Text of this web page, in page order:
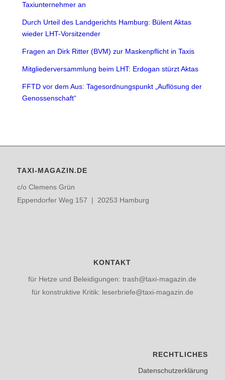
Taxiunternehmer an
Durch Urteil des Landgerichts Hamburg: Bülent Aktas
wieder LHT-Vorsitzender
Fragen an Dirk Ritter (BVM) zur Maskenpflicht in Taxis
Mitgliederversammlung beim LHT: Erdogan stürzt Aktas
FFTD vor dem Aus: Tagesordnungspunkt „Auflösung der
Genossenschaft“
TAXI-MAGAZIN.DE
c/o Clemens Grün
Eppendorfer Weg 157 | 20253 Hamburg
KONTAKT
für Hetze und Beleidigungen: trash@taxi-magazin.de
für konstruktive Kritik: leserbriefe@taxi-magazin.de
RECHTLICHES
Datenschutzerklärung